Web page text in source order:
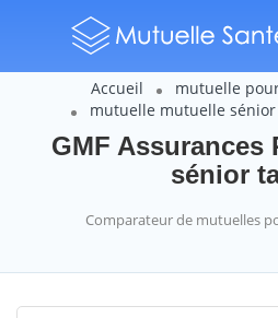
Accueil
mutuelle
mutuelle mutuelle sénior
GMF Assurances
sénior
Comparateur de mutuelles